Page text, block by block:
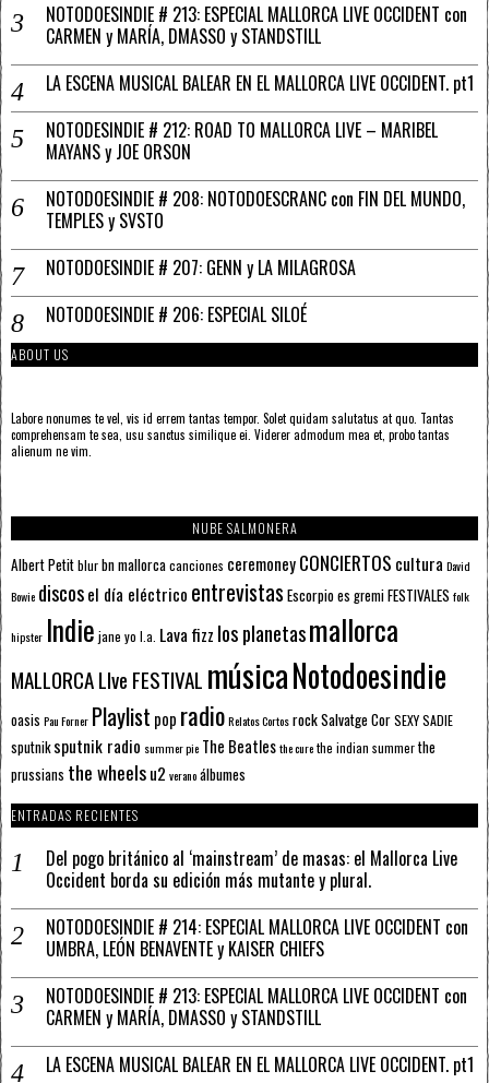
NOTODOESINDIE # 213: ESPECIAL MALLORCA LIVE OCCIDENT con
CARMEN y MARÍA, DMASSO y STANDSTILL
LA ESCENA MUSICAL BALEAR EN EL MALLORCA LIVE OCCIDENT. pt1
NOTODESINDIE # 212: ROAD TO MALLORCA LIVE – MARIBEL
MAYANS y JOE ORSON
NOTODOESINDIE # 208: NOTODOESCRANC con FIN DEL MUNDO,
TEMPLES y SVSTO
NOTODOESINDIE # 207: GENN y LA MILAGROSA
NOTODOESINDIE # 206: ESPECIAL SILOÉ
ABOUT US
Labore nonumes te vel, vis id errem tantas tempor. Solet quidam salutatus at quo. Tantas
comprehensam te sea, usu sanctus similique ei. Viderer admodum mea et, probo tantas
alienum ne vim.
NUBE SALMONERA
Albert Petitblurbn mallorcacanciones ceremoneyCONCIERTOS cultura David
Bowie discosel día eléctrico entrevistas Escorpioes gremiFESTIVALES folk
hipster Indie jane yo l.a. Lava fizz los planetasmallorca
MALLORCA LIve FESTIVAL músicaNotodoesindie
oasis Pau Forner Playlist pop radioRelatos CortosrockSalvatge CorSEXY SADIE
sputnik sputnik radio summer pie The Beatlesthe curethe indian summerthe
prussians the wheelsu2 veranoálbumes
ENTRADAS RECIENTES
Del pogo británico al ‘mainstream’ de masas: el Mallorca Live
Occident borda su edición más mutante y plural.
NOTODOESINDIE # 214: ESPECIAL MALLORCA LIVE OCCIDENT con
UMBRA, LEÓN BENAVENTE y KAISER CHIEFS
NOTODOESINDIE # 213: ESPECIAL MALLORCA LIVE OCCIDENT con
CARMEN y MARÍA, DMASSO y STANDSTILL
LA ESCENA MUSICAL BALEAR EN EL MALLORCA LIVE OCCIDENT. pt1